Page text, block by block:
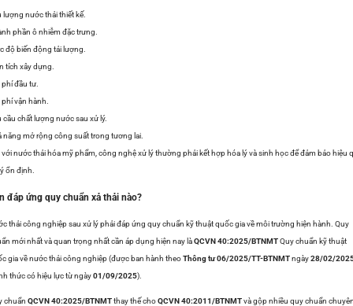
lượng nước thải thiết kế.
phần ô nhiễm đặc trưng.
độ biến động tải lượng.
tích xây dựng.
phí đầu tư.
phí vận hành.
cầu chất lượng nước sau xử lý.
năng mở rộng công suất trong tương lai.
nước thải hóa mỹ phẩm, công nghệ xử lý thường phải kết hợp hóa lý và sinh học để đảm bảo hiệu
ổn định.
đáp ứng quy chuẩn xả thải nào?
thải công nghiệp sau xử lý phải đáp ứng quy chuẩn kỹ thuật quốc gia về môi trường hiện hành. Quy
mới nhất và quan trọng nhất cần áp dụng hiện nay làQCVN 40:2025/BTNMTQuy chuẩn kỹ thuật
gia về nước thải công nghiệp (được ban hành theoThông tư 06/2025/TT-BTNMTngày28/02/
thức có hiệu lực từ ngày01/09/2025).
chuẩn QCVN 40:2025/BTNMTthay thế choQCVN 40:2011/BTNMTvà gộp nhiều quy chuẩn